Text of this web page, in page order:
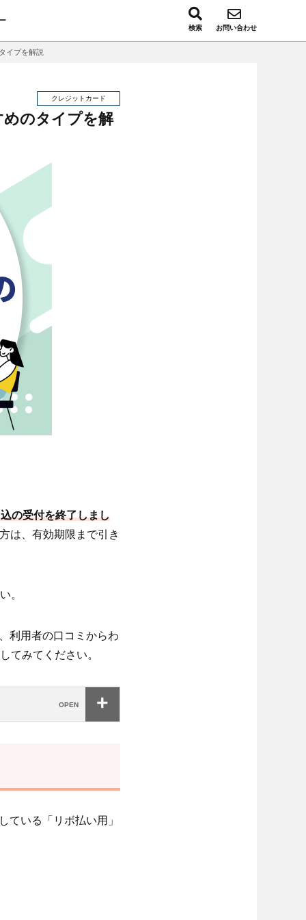
検索 お問い合わせ
イプを解説
クレジットカード
のタイプを解
の受付を終了しまし
は、有効期限まで引き
。
利用者の口コミからわ
てみてください。
ている「リボ払い用」